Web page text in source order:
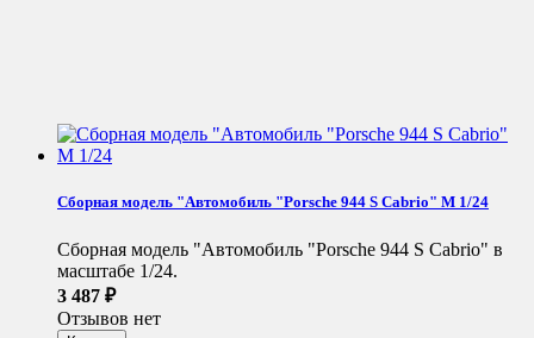
Сборная модель "Автомобиль "Porsche 944 S Cabrio" М 1/24
Сборная модель "Автомобиль "Porsche 944 S Cabrio" в
масштабе 1/24.
3 487 ₽
Отзывов нет